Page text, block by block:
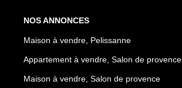
NOS ANNONCES
Maison à vendre, Pelissanne
Appartement à vendre, Salon de provence
Maison à vendre, Salon de provence